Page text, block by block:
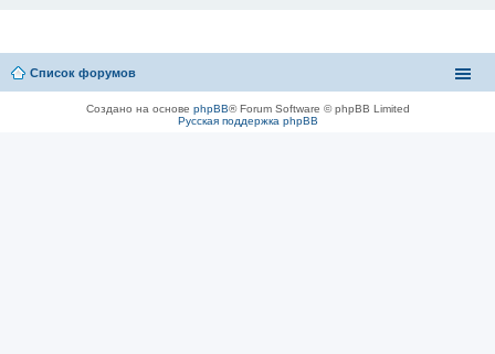
Список форумов
Создано на основе phpBB® Forum Software © phpBB Limited
Русская поддержка phpBB